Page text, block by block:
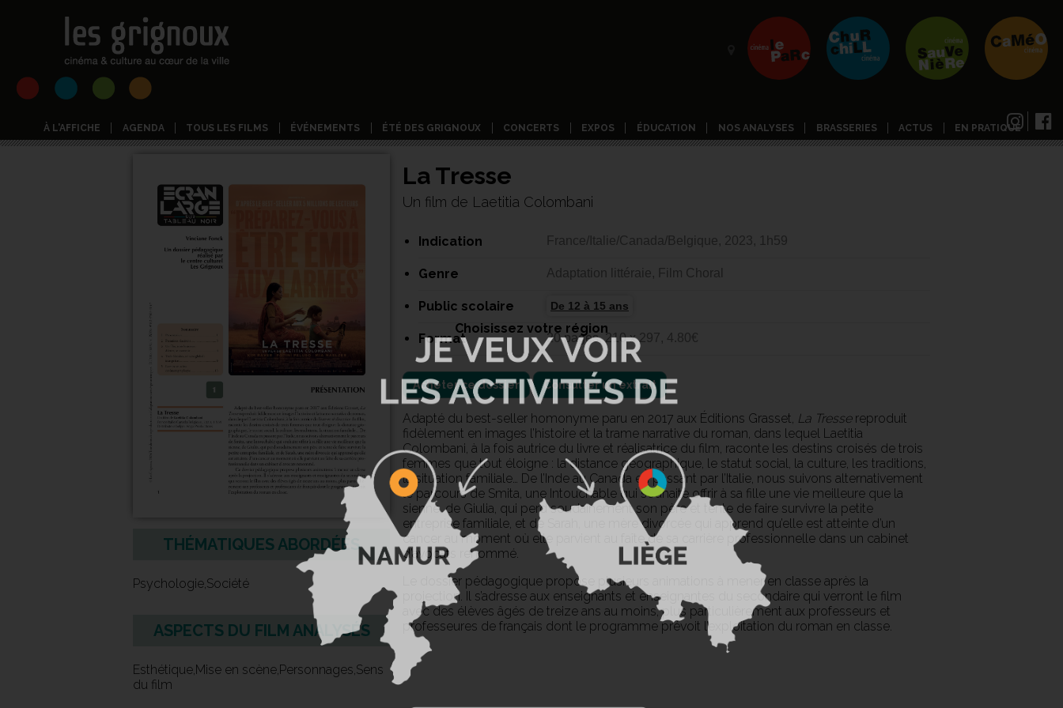
À L'AFFICHE AGENDA TOUS LES FILMS ÉVÉNEMENTS ÉTÉ DES GRIGNOUX CONCERTS EXPOS ÉDUCATION NOS ANALYSES BRASSERIES ACTUS EN PRATIQUE
THÉMATIQUES ABORDÉES
Psychologie,Société
ASPECTS DU FILM ANALYSÉS
Esthétique,Mise en scène,Personnages,Sens
du film
La Tresse
Un film de Laetitia Colombani
Indication France/Italie/Canada/Belgique, 2023, 1h59
Genre Adaptation littéraie, Film Choral
Public scolaire De 12 à 15 ans
Format 20 pages, 210 x 297, 4.80€
Acheter ce dossier Consulter un extrait
Adapté du best-seller homonyme paru en 2017 aux Éditions Grasset, La Tressereproduit
fidèlement en images l’histoire et la trame narrative du roman, dans lequel Laetitia
Colombani, à la fois autrice du livre et réalisatrice du film, raconte les destins croisés de trois
femmes que tout éloigne : la distance géographique, le statut social, la culture, les traditions,
la situation familiale… De l’Inde au Canada en passant par l’Italie, nous suivons alternativement
le parcours de Smita, une Intouchable qui souhaite offrir à sa fille une vie meilleure que la
sienne, de Giulia, qui perd soudainement son père et tente de faire survivre la petite
entreprise familiale, et de Sarah, une mère divorcée qui apprend qu’elle est atteinte d’un
cancer au moment où elle parvient au faîte de sa carrière professionnelle dans un cabinet
d’avocats renommé.
Le dossier pédagogique propose plusieurs animations à mener en classe après la
projection. Il s’adresse aux enseignants et enseignantes du secondaire qui verront le film
avec des élèves âgés de treize ans au moins, plus particulièrement aux professeurs et
professeures de français dont le programme prévoit l’exploitation du roman en classe.
Choisissez votre région